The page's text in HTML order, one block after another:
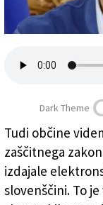
Zadruga PD
Dobra novica za
Dark Theme
Tudi občine
zaščitnega
izdajale
slovenščini. To